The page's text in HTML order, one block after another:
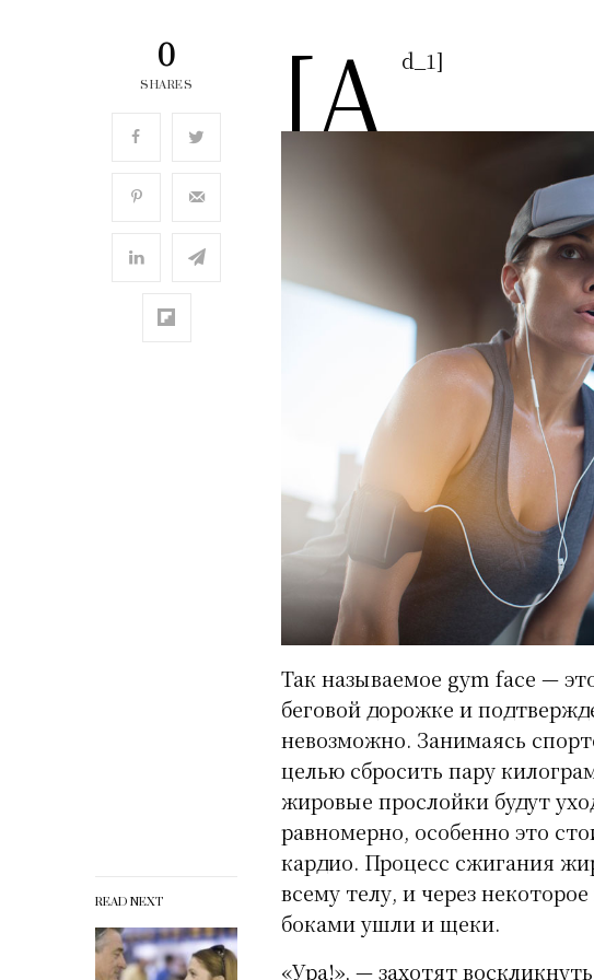
0
SHARES
READ NEXT
[a d_1]
Так называемое gym face —
беговой дорожке и
невозможно. Занимаясь
целью сбросить пару
жировые прослойки будут
равномерно, особенно это
кардио. Процесс сжигания
всему телу, и через
боками ушли и щеки.
«Ура!», — захотят